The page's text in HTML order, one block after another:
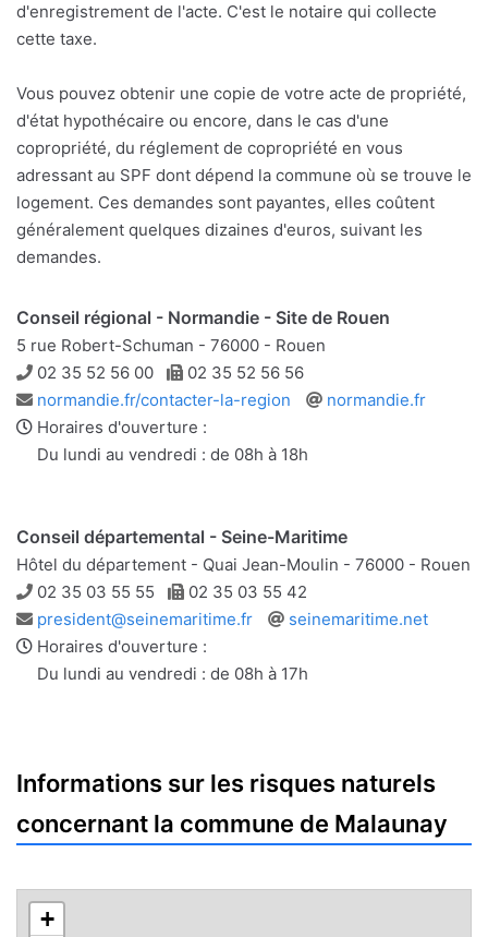
d'enregistrement de l'acte. C'est le notaire qui collecte
cette taxe.
Vous pouvez obtenir une copie de votre acte de propriété,
d'état hypothécaire ou encore, dans le cas d'une
copropriété, du réglement de copropriété en vous
adressant au SPF dont dépend la commune où se trouve le
logement. Ces demandes sont payantes, elles coûtent
généralement quelques dizaines d'euros, suivant les
demandes.
Conseil régional - Normandie - Site de Rouen
5 rue Robert-Schuman - 76000 - Rouen
Téléphone
02 35 52 56 00 Télécopie
02 35 52 56 56
Adresse
e-
mail
normandie.fr/contacter-la-region
Site
normandie.fr
Horaires d'ouverture :
Du lundi au vendredi : de 08h à 18h
Conseil départemental - Seine-Maritime
Hôtel du département - Quai Jean-Moulin - 76000 - Rouen
Téléphone
02 35 03 55 55 Télécopie
02 35 03 55 42
Adresse
e-
mail
president@seinemaritime.fr
Site
seinemaritime.net
Horaires d'ouverture :
Du lundi au vendredi : de 08h à 17h
Informations sur les risques naturels
concernant la commune de Malaunay
+